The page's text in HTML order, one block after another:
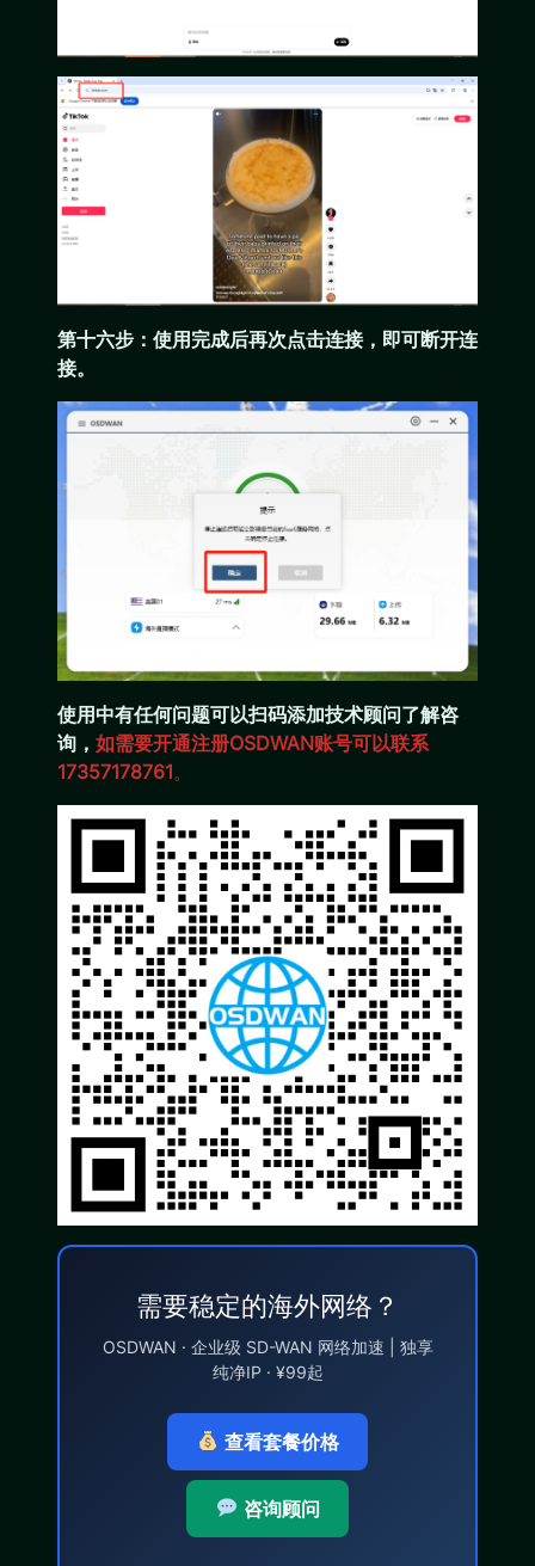
第十六步：使用完成后再次点击连接，即可断开连
接。
使用中有任何问题可以扫码添加技术顾问了解咨
询， 如需要开通注册OSDWAN账号可以联系
17357178761。
需要稳定的海外网络？
OSDWAN · 企业级 SD-WAN 网络加速 | 独享
纯净IP · ¥99起
查看套餐价格
咨询顾问